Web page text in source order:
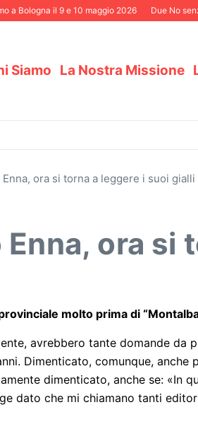
il 9 e 10 maggio 2026 Due No senza
Siamo La Nostra Missione
ora si torna a leggere i suoi gialli
ora si
molto prima di
avrebbero tante domande da
Dimenticato, comunque, anche
dimenticato, anche se: «In
dato che mi chiamano tanti